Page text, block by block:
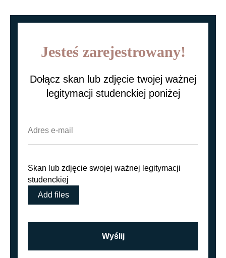
Jesteś zarejestrowany!
Dołącz skan lub zdjęcie twojej ważnej
legitymacji studenckiej poniżej
Skan lub zdjęcie swojej ważnej legitymacji
studenckiej
Add files
Wyślij